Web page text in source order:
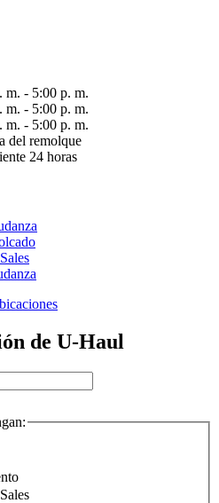
m. - 5:00 p. m.
m. - 5:00 p. m.
m. - 5:00 p. m.
del remolque
24 horas
de U-Haul